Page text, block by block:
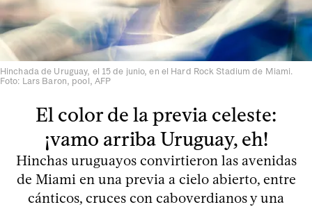
Hinchada de Uruguay, el 15 de junio, en el Hard Rock Stadium de Miami.
Foto: Lars Baron, pool, AFP
El color de la previa celeste:
¡vamo arriba Uruguay, eh!
Hinchas uruguayos convirtieron las avenidas
de Miami en una previa a cielo abierto, entre
cánticos, cruces con caboverdianos y una